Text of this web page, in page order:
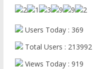
Users Today : 369
Total Users : 213992
Views Today : 919